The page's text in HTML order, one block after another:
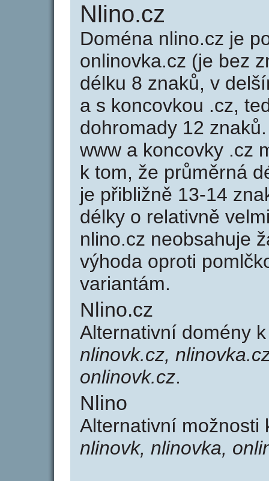
Nlino.cz
Doména nlino.cz je
onlinovka.cz (je bez
délku 8 znaků, v
a s koncovkou .cz,
dohromady 12
www a koncovky .cz
k tom, že průměrná
je přibližně 13-14
délky o relativně
nlino.cz neobsahuje
výhoda oproti
variantám.
Nlino.cz
Alternativní domény
nlinovk.cz,
onlinovk.cz.
Nlino
Alternativní
nlinovk, nlinovka,